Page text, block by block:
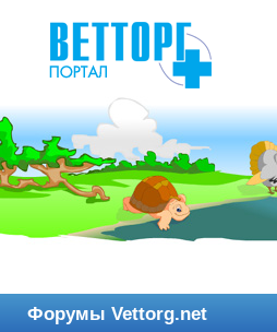
Форумы Vettorg.net